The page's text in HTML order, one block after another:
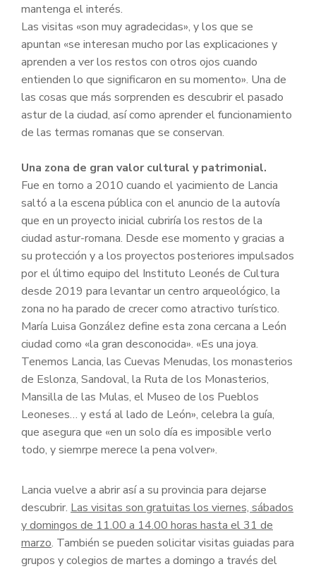
mantenga el interés.
Las visitas «son muy agradecidas», y los que se
apuntan «se interesan mucho por las explicaciones y
aprenden a ver los restos con otros ojos cuando
entienden lo que significaron en su momento». Una de
las cosas que más sorprenden es descubrir el pasado
astur de la ciudad, así como aprender el funcionamiento
de las termas romanas que se conservan.
Una zona de gran valor cultural y patrimonial.
Fue en torno a 2010 cuando el yacimiento de Lancia
saltó a la escena pública con el anuncio de la autovía
que en un proyecto inicial cubriría los restos de la
ciudad astur-romana. Desde ese momento y gracias a
su protección y a los proyectos posteriores impulsados
por el último equipo del Instituto Leonés de Cultura
desde 2019 para levantar un centro arqueológico, la
zona no ha parado de crecer como atractivo turístico.
María Luisa González define esta zona cercana a León
ciudad como «la gran desconocida». «Es una joya.
Tenemos Lancia, las Cuevas Menudas, los monasterios
de Eslonza, Sandoval, la Ruta de los Monasterios,
Mansilla de las Mulas, el Museo de los Pueblos
Leoneses… y está al lado de León», celebra la guía,
que asegura que «en un solo día es imposible verlo
todo, y siemrpe merece la pena volver».
Lancia vuelve a abrir así a su provincia para dejarse
descubrir. Las visitas son gratuitas los viernes, sábados
y domingos de 11.00 a 14.00 horas hasta el 31 de
marzo. También se pueden solicitar visitas guiadas para
grupos y colegios de martes a domingo a través del